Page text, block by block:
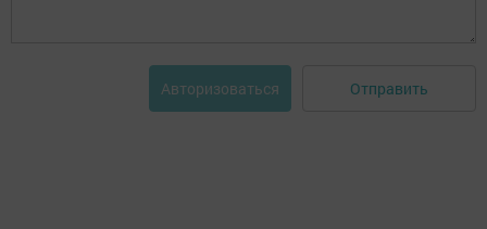
Авторизоваться Отправить